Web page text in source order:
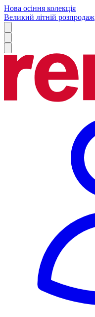
Нова осіння колекція
Великий літній розпродаж